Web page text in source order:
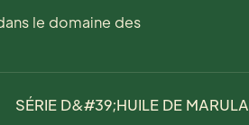
le domaine des
SÉRIE D&#39;HUILE DE MARULA